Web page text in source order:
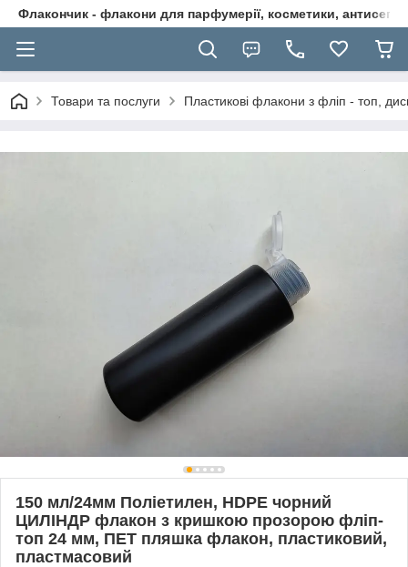
Флакончик - флакони для парфумерії, косметики,
Товари та послуги Пластикові флакони з фліп - топ,
150 мл/24мм Поліетилен, HDPE чорний
ЦИЛІНДР флакон з кришкою прозорою фліп-
топ 24 мм, ПЕТ пляшка флакон, пластиковий,
пластмасовий